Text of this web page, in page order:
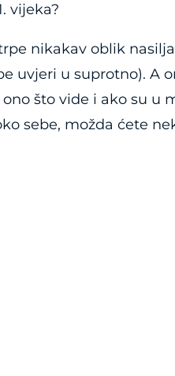
vijeka?
nikakav oblik
uvjeri u suprotno). A
što vide i ako su u
sebe, možda ćete